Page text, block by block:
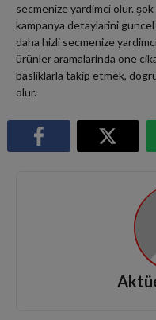
secmenize yardimci olur.
kampanya detaylarini
daha hizli secmenize
ürünler aramalarinda one
basliklarla takip etmek,
olur.